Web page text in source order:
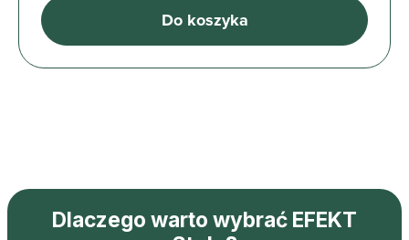
Do koszyka
Dlaczego warto wybrać EFEKT